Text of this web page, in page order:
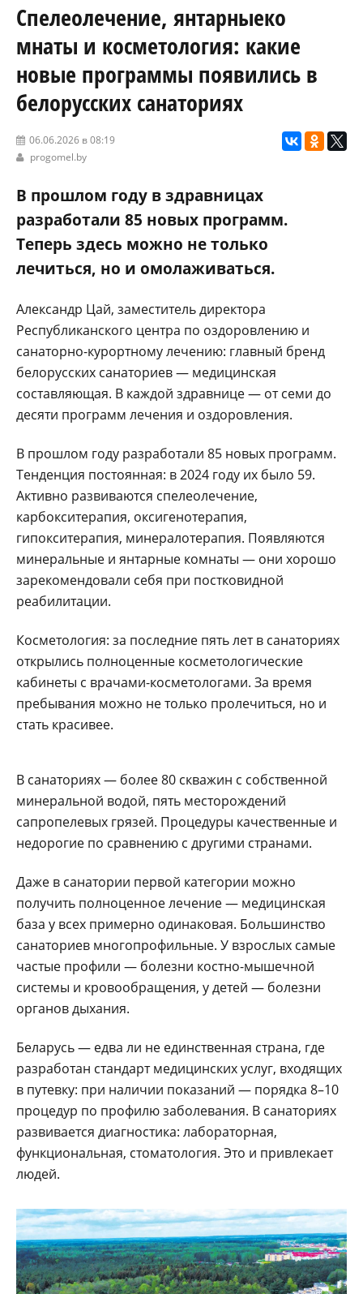
Спелеолечение, янтарныеко
мнаты и косметология: какие
новые программы появились в
белорусских санаториях
06.06.2026 в 08:19
progomel.by
В прошлом году в здравницах
разработали 85 новых программ.
Теперь здесь можно не только
лечиться, но и омолаживаться.
Александр Цай, заместитель директора
Республиканского центра по оздоровлению и
санаторно-курортному лечению: главный бренд
белорусских санаториев — медицинская
составляющая. В каждой здравнице — от семи до
десяти программ лечения и оздоровления.
В прошлом году разработали 85 новых программ.
Тенденция постоянная: в 2024 году их было 59.
Активно развиваются спелеолечение,
карбокситерапия, оксигенотерапия,
гипокситерапия, минералотерапия. Появляются
минеральные и янтарные комнаты — они хорошо
зарекомендовали себя при постковидной
реабилитации.
Косметология: за последние пять лет в санаториях
открылись полноценные косметологические
кабинеты с врачами-косметологами. За время
пребывания можно не только пролечиться, но и
стать красивее.
В санаториях — более 80 скважин с собственной
минеральной водой, пять месторождений
сапропелевых грязей. Процедуры качественные и
недорогие по сравнению с другими странами.
Даже в санатории первой категории можно
получить полноценное лечение — медицинская
база у всех примерно одинаковая. Большинство
санаториев многопрофильные. У взрослых самые
частые профили — болезни костно-мышечной
системы и кровообращения, у детей — болезни
органов дыхания.
Беларусь — едва ли не единственная страна, где
разработан стандарт медицинских услуг, входящих
в путевку: при наличии показаний — порядка 8–10
процедур по профилю заболевания. В санаториях
развивается диагностика: лабораторная,
функциональная, стоматология. Это и привлекает
людей.